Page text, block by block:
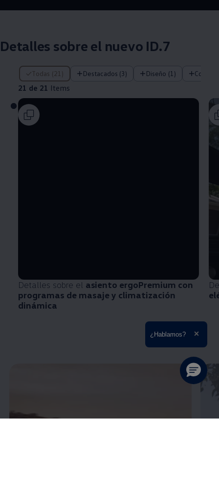
Detalles sobre el nuevo ID.7
Todas (21) Destacados (3) Diseño (1)
21 de 21 Items
21 de 21 Items
Detalles sobre el asiento ergoPremium con
programas de masaje y climatización
dinámica
¿Hablamos?
Ampliar el texto